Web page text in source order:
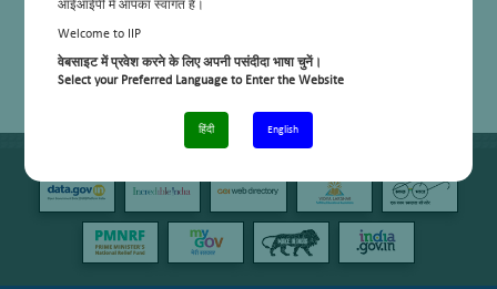
आईआईपी में आपका स्वागत है।
Welcome to IIP
वेबसाइट में प्रवेश करने के लिए अपनी पसंदीदा भाषा चुनें।
Select your Preferred Language to Enter the Website
हिंदी English